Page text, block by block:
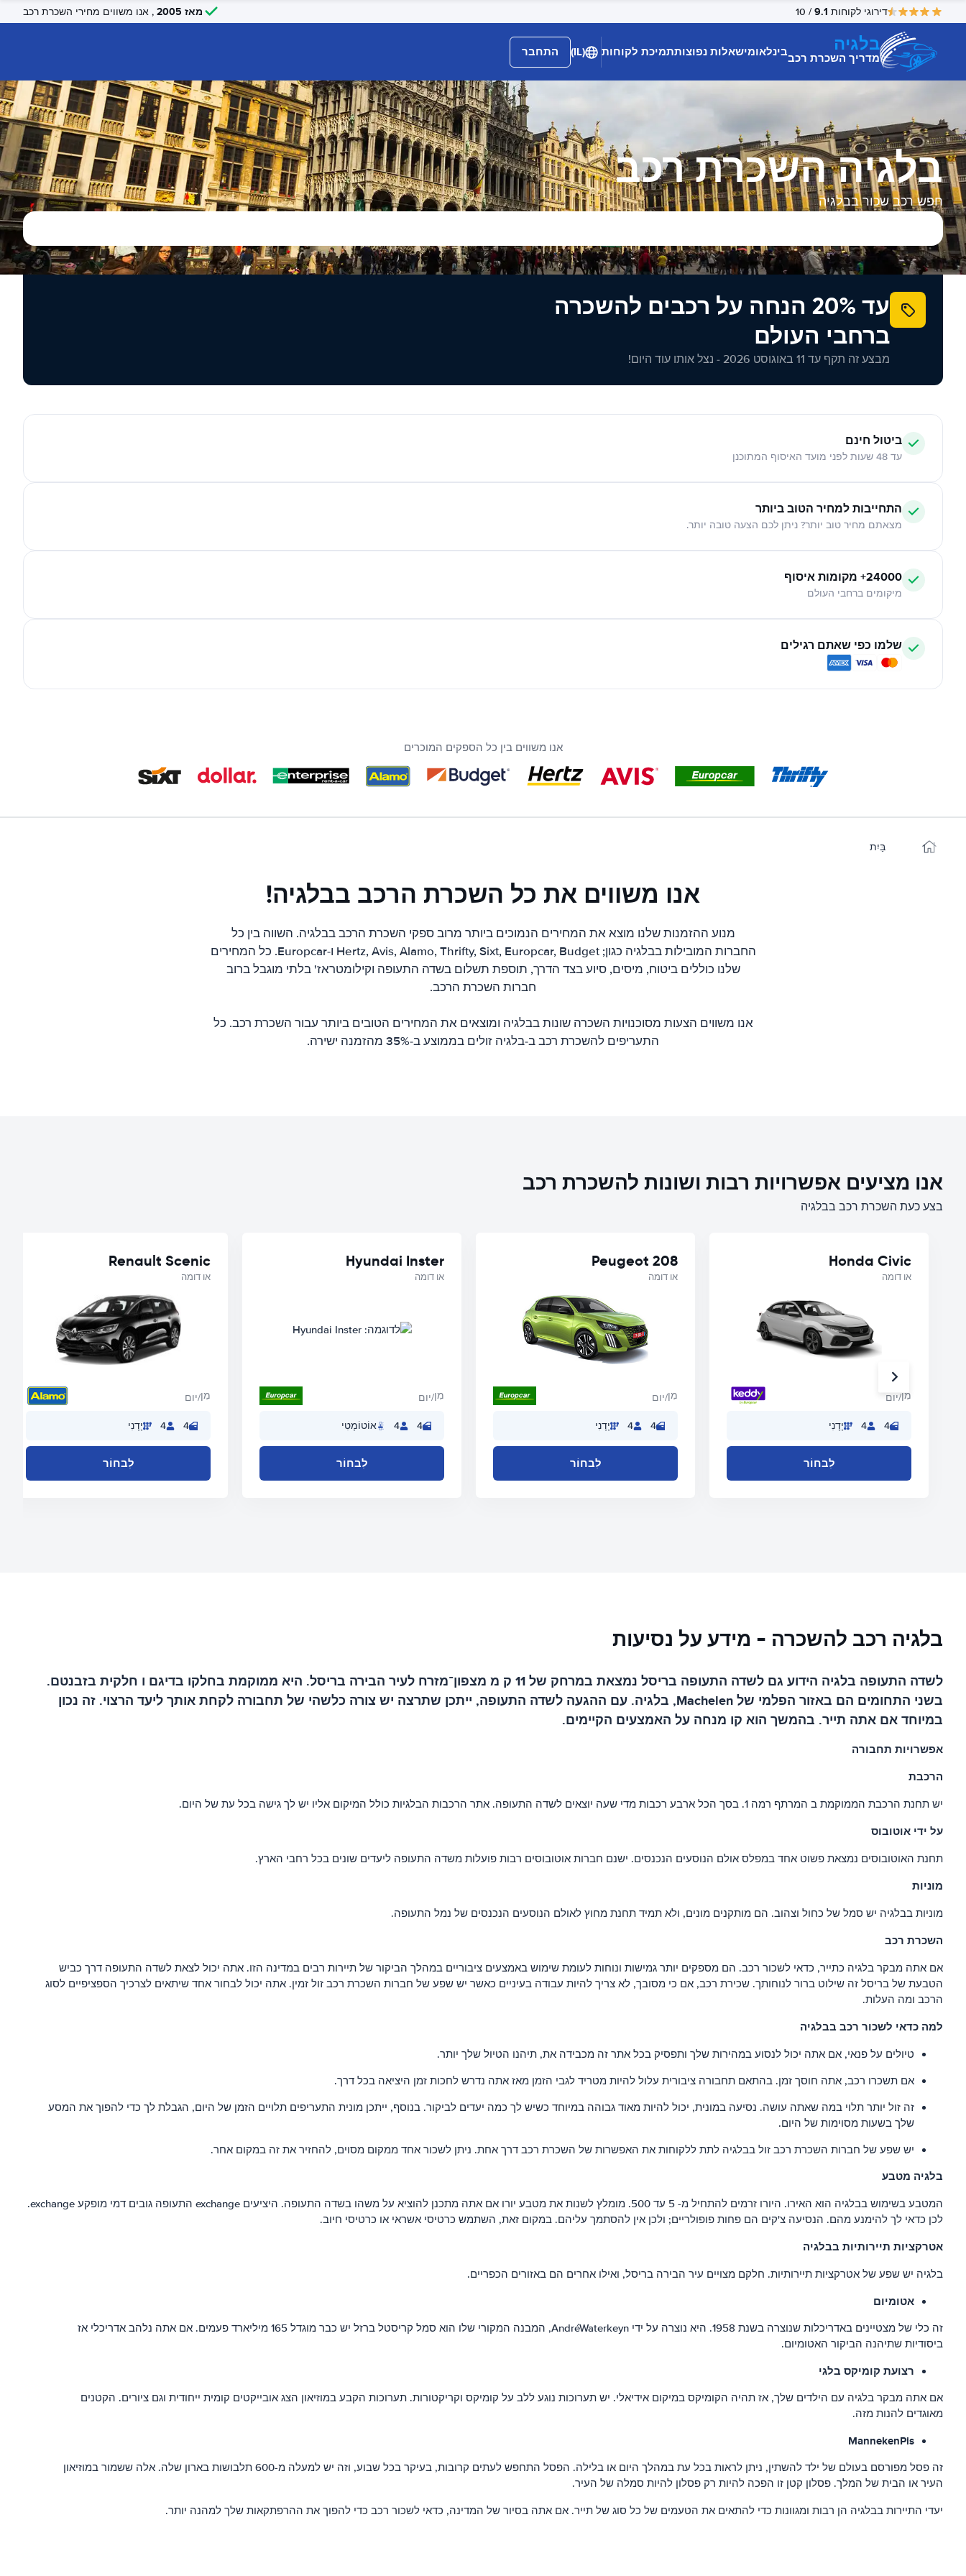
דירוגי לקוחות 9.1
/ 10 מאז 2005 , אנו משווים מחירי השכרת רכב
בלגיה
מדריך השכרת רכבבינלאומישאלות נפוצותתמיכת לקוחות (IL) התחבר
בלגיה השכרת רכב
חפש רכב שכור בבלגיה
עד 20% הנחה על רכבים להשכרה
ברחבי העולם
מבצע זה תקף עד 11 באוגוסט 2026 - נצל אותו עוד היום!
ביטול חינם
עד 48 שעות לפני מועד האיסוף המתוכנן
התחייבות למחיר הטוב ביותר
מצאתם מחיר טוב יותר? ניתן לכם הצעה טובה יותר.
24000+ מקומות איסוף
מיקומים ברחבי העולם
שלמו כפי שאתם רגילים
אנו משווים בין כל הספקים המוכרים
בַּיִת
אנו משווים את כל השכרת הרכב בבלגיה!
מנוע ההזמנות שלנו מוצא את המחירים הנמוכים ביותר מרוב ספקי השכרת הרכב בבלגיה. השווה בין כל
החברות המובילות בבלגיה כגון; Hertz, Avis, Alamo, Thrifty, Sixt, Europcar, Budget ו-Europcar. כל המחירים
שלנו כוללים ביטוח, מיסים, סיוע בצד הדרך, תוספת תשלום בשדה התעופה וקילומטראז' בלתי מוגבל ברוב
חברות השכרת הרכב.
אנו משווים הצעות מסוכנויות השכרה שונות בבלגיה ומוצאים את המחירים הטובים ביותר עבור השכרת רכב. כל
התעריפים להשכרת רכב ב-בלגיה זולים בממוצע ב-35% מהזמנה ישירה.
אנו מציעים אפשרויות רבות ושונות להשכרת רכב
בצע כעת השכרת רכב בבלגיה
Honda Civic
או דומה
מִן/יום
4
4 יָדָנִי
לִבחוֹר
Peugeot 208
או דומה
מִן/יום
4
4 יָדָנִי
לִבחוֹר
Hyundai Inster
או דומה
מִן/יום
4
4 אוֹטוֹמָטִי
לִבחוֹר
Renault Scenic
או דומה
מִן/יום
4
4 יָדָנִי
לִבחוֹר
בלגיה רכב להשכרה - מידע על נסיעות
לשדה התעופה בלגיה הידוע גם לשדה התעופה בריסל נמצאת במרחק של 11 ק מ מצפון־מזרח לעיר הבירה בריסל. היא ממוקמת בחלקו בדיגם ו חלקית בזבנטם.
בשני התחומים הם באזור הפלמי של Machelen, בלגיה. עם ההגעה לשדה התעופה, ייתכן שתרצה יש צורה כלשהי של תחבורה לקחת אותך ליעד הרצוי. זה נכון
במיוחד אם אתה תייר. בהמשך הוא קו מנחה על האמצעים הקיימים.
אפשרויות תחבורה
הרכבת
יש תחנת הרכבת הממוקמת ב המרתף רמה 1. בסך הכל ארבע רכבות מדי שעה יוצאים לשדה התעופה. אתר הרכבות הבלגיות כולל המיקום אליו יש לך גישה בכל עת של היום.
על ידי אוטובוס
תחנת האוטובוסים נמצאת פשוט אחד במפלס אולם הנוסעים הנכנסים. ישנם חברות אוטובוסים רבות פועלות משדה התעופה ליעדים שונים בכל רחבי הארץ.
מוניות
מוניות בבלגיה יש סמל של כחול וצהוב. הם מותקנים מונים, ולא תמיד תחנת מחוץ לאולם הנוסעים הנכנסים של נמל התעופה.
השכרת רכב
אם אתה מבקר בלגיה כתייר, כדאי לשכור רכב. הם מספקים יותר גמישות ונוחות לעומת שימוש באמצעים ציבוריים במהלך הביקור של תיירות רבים במדינה הזו. אתה יכול לצאת לשדה התעופה דרך כביש
הטבעת של בריסל זה שילוט ברור לנוחותך. שכירת רכב, אם כי מסובך, לא צריך להיות עבודה בעיניים כאשר יש שפע של חברות השכרת רכב זול זמין. אתה יכול לבחור אחד שיתאים לצרכיך הספציפיים לסוג
הרכב ומה העלות.
למה כדאי לשכור רכב בבלגיה
טיולים על פנאי, אם אתה יכול לנסוע במהירות שלך ותפסיק בכל אתר זה מכבידה את, תיהנו הטיול שלך יותר.
אם תשכרו רכב, אתה חוסך זמן. בהתאם תחבורה ציבורית עלול להיות מטריד לגבי הזמן מאז אתה נדרש לחכות זמן היציאה בכל דרך.
זה זול יותר תלוי במה שאתה עושה. נסיעה במונית, יכול להיות מאוד גבוהה במיוחד כשיש לך כמה יעדים לביקור. בנוסף, ייתכן מונית התעריפים תלויים הזמן של היום, הגבלת לך כדי להפוך את המסע
שלך בשעות מסוימות של היום.
יש שפע של חברות השכרת רכב זול בבלגיה לתת ללקוחות את האפשרות של השכרת רכב דרך אחת. ניתן לשכור אחד ממקום מסוים, להחזיר את זה במקום אחר.
בלגיה מטבע
המטבע בשימוש בבלגיה הוא האירו. היורו זרמים להתחיל מ- 5 עד 500. מומלץ לשנות את מטבע יורו אם אתה מתכנן להוציא על משהו בשדה התעופה. היציעים exchange התעופה גובים דמי מופקע exchange.
לכן כדאי לך להימנע מהם. הנסיעה צ'קים הם פחות פופולריים; ולכן אין להסתמך עליהם. במקום זאת, השתמש כרטיסי אשראי או כרטיסי חיוב.
אטרקציות תיירותיות בבלגיה
בלגיה יש שפע של אטרקציות תיירותיות. חלקם מצויים עיר הבירה בריסל, ואילו אחרים הם באזורים הכפריים.
אטומיום
זה כלי של מצטיינים באדריכלות שנוצרה בשנת 1958. היא נוצרה על ידי AndréWaterkeyn, המבנה המקורי שלו הוא סמל קריסטל ברזל יש כבר מוגדל 165 מיליארד פעמים. אם אתה נלהב אדריכלי אז
ביסודיות שתיהנה הביקור האטומיום.
רצועת קומיקס בלגי
אם אתה מבקר בלגיה עם הילדים שלך, אז תהיה הקומיקס במיקום אידיאלי. יש תערוכות נוגע ללב על קומיקס וקריקטורות. תערוכות הקבע במוזיאון הצג אובייקטים קומית ייחודית וגם ציורים. הקטנים
מאוגדים להנות מזה.
MannekenPis
זה פסל מפורסם בעולם של ילד להשתין, ניתן לראות בכל עת במהלך היום או בלילה. הפסל התחפש לעתים קרובות, בעיקר בכל שבוע, וזה יש למעלה מ-600 תלבושות בארון שלה. אלה ששמור במוזיאון
העיר או הבית של המלך. פסלון קטן זו הפכה להיות רק פסלון להיות סמלה של העיר.
יעדי התיירות בבלגיה הן רבות ומגוונות כדי להתאים את הטעמים של כל סוג של תייר. אם אתה בסיור של המדינה, כדאי לשכור רכב כדי להפוך את ההרפתקאות שלך למהנה יותר.